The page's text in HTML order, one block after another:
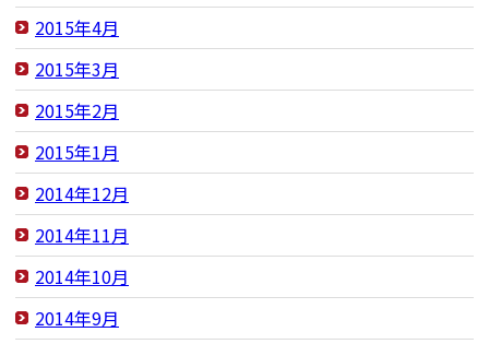
2015年4月
2015年3月
2015年2月
2015年1月
2014年12月
2014年11月
2014年10月
2014年9月